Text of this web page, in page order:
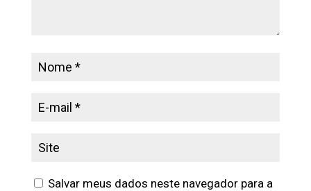
Salvar meus dados neste navegador para a